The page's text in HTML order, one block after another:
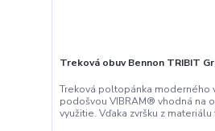
Treková obuv Bennon TRIBIT
Treková poltopánka moderného
podošvou VIBRAM® vhodná na
využitie. Vďaka zvršku z materiálu